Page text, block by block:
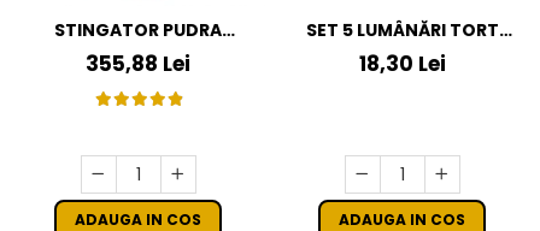
STINGATOR PUDRA
COLORATA ALBASTRA
GENDER REVEAL 1L
355,88 Lei
ADAUGA IN COS
SET 5 LUMÂNĂRI TORT
FLAMINGO, 3CM
18,30 Lei
ADAUGA IN COS